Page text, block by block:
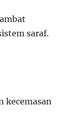
saraf.
kecemasan